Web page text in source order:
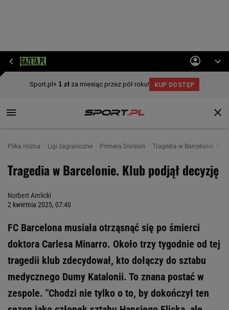
Piłka nożna Ligi zagraniczne Primera Division Tragedia w Barcelonie.
Tragedia w Barcelonie. Klub podjął decyzję
Norbert Amlicki
2 kwietnia 2025, 07:40
FC Barcelona musiała otrząsnąć się po śmierci
doktora Carlesa Minarro. Około trzy tygodnie od tej
tragedii klub zdecydował, kto dołączy do sztabu
medycznego Dumy Katalonii. To znana postać w
zespole. "Chodzi nie tylko o to, by dokończył ten